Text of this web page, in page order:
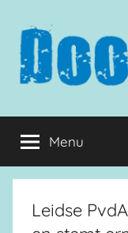
inhoud
springen
Menu
Leidse